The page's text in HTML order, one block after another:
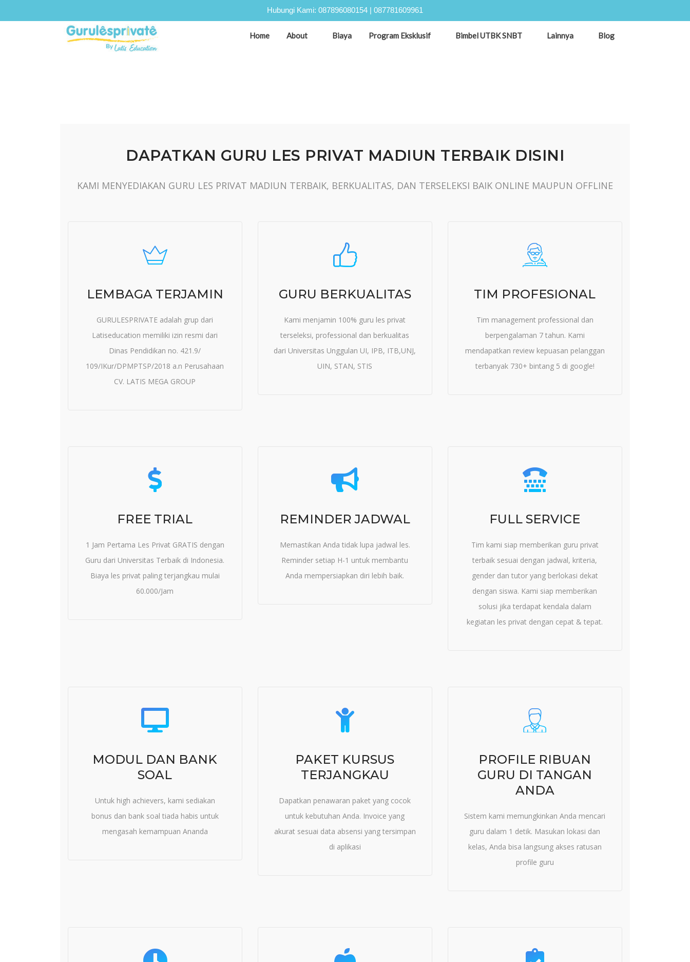
Hubungi Kami: 087896080154 | 087781609961
Home About Biaya Program Eksklusif Bimbel UTBK SNBT Lainnya Blog
DAPATKAN GURU LES PRIVAT MADIUN TERBAIK DISINI
KAMI MENYEDIAKAN GURU LES PRIVAT MADIUN TERBAIK, BERKUALITAS, DAN TERSELEKSI BAIK ONLINE MAUPUN OFFLINE
LEMBAGA TERJAMIN
GURULESPRIVATE adalah grup dari
Latiseducation memiliki izin resmi dari
Dinas Pendidikan no. 421.9/
109/IKur/DPMPTSP/2018 a.n Perusahaan
CV. LATIS MEGA GROUP
GURU BERKUALITAS
Kami menjamin 100% guru les privat
terseleksi, professional dan berkualitas
dari Universitas Unggulan UI, IPB, ITB,UNJ,
UIN, STAN, STIS
TIM PROFESIONAL
Tim management professional dan
berpengalaman 7 tahun. Kami
mendapatkan review kepuasan pelanggan
terbanyak 730+ bintang 5 di google!
FREE TRIAL
1 Jam Pertama Les Privat GRATIS dengan
Guru dari Universitas Terbaik di Indonesia.
Biaya les privat paling terjangkau mulai
60.000/Jam
REMINDER JADWAL
Memastikan Anda tidak lupa jadwal les.
Reminder setiap H-1 untuk membantu
Anda mempersiapkan diri lebih baik.
FULL SERVICE
Tim kami siap memberikan guru privat
terbaik sesuai dengan jadwal, kriteria,
gender dan tutor yang berlokasi dekat
dengan siswa. Kami siap memberikan
solusi jika terdapat kendala dalam
kegiatan les privat dengan cepat & tepat.
MODUL DAN BANK
SOAL
Untuk high achievers, kami sediakan
bonus dan bank soal tiada habis untuk
mengasah kemampuan Ananda
PAKET KURSUS
TERJANGKAU
Dapatkan penawaran paket yang cocok
untuk kebutuhan Anda. Invoice yang
akurat sesuai data absensi yang tersimpan
di aplikasi
PROFILE RIBUAN
GURU DI TANGAN
ANDA
Sistem kami memungkinkan Anda mencari
guru dalam 1 detik. Masukan lokasi dan
kelas, Anda bisa langsung akses ratusan
profile guru